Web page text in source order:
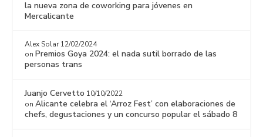
la nueva zona de coworking para jóvenes en
Mercalicante
Alex Solar 12/02/2024
onPremios Goya 2024: el nada sutil borrado de las
personas trans
Juanjo Cervetto 10/10/2022
onAlicante celebra el ‘Arroz Fest’ con elaboraciones de
chefs, degustaciones y un concurso popular el sábado 8